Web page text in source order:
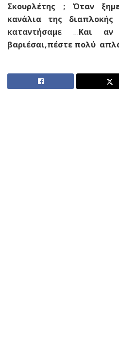
Σκουρλέτης ; Όταν
κανάλια της
καταντήσαμε …Και αν
βαριέσαι,πέστε πολύ